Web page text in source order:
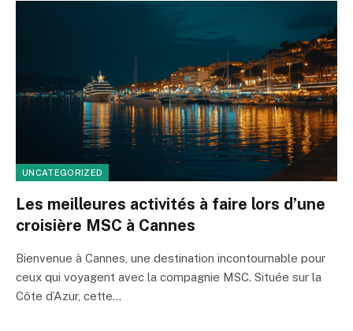
UNCATEGORIZED
Les meilleures activités à faire lors d’une
croisière MSC à Cannes
Bienvenue à Cannes, une destination incontournable pour
ceux qui voyagent avec la compagnie MSC. Située sur la
Côte d’Azur, cette…